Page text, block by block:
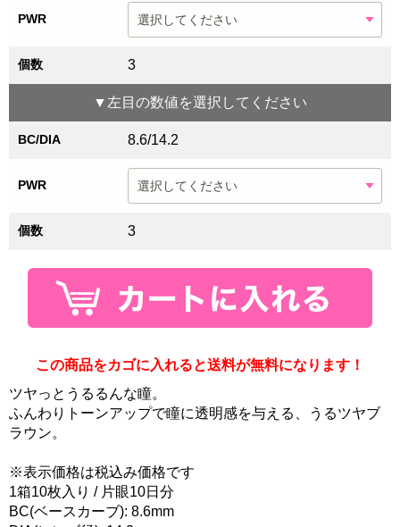
PWR
個数 3
▼左目 の数値を選択してください
BC/DIA 8.6/14.2
PWR
個数 3
この商品をカゴに入れると送料が無料になります！
ツヤっとうるるんな瞳。
ふんわりトーンアップで瞳に透明感を与える、うるツヤブ
ラウン。
※表示価格は税込み価格です
1箱10枚入り / 片眼10日分
BC(ベースカーブ): 8.6mm